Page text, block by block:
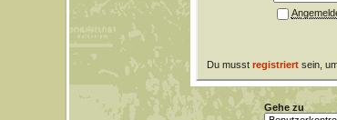
Du musst registriertsein,
Gehe zu